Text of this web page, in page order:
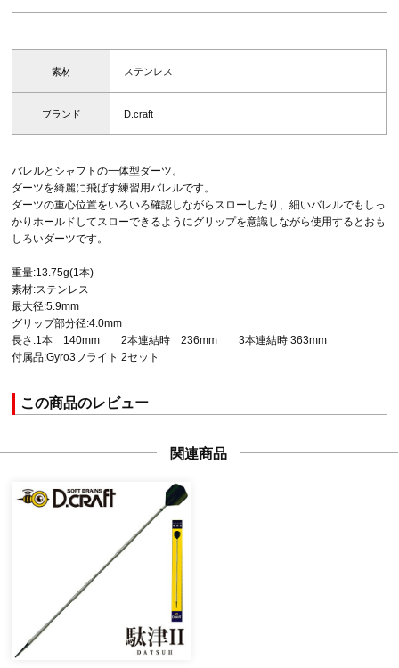
素材 ステンレス
ブランド D.craft
バレルとシャフトの一体型ダーツ。
ダーツを綺麗に飛ばす練習用バレルです。
ダーツの重心位置をいろいろ確認しながらスローしたり、細いバレルでもしっ
かりホールドしてスローできるようにグリップを意識しながら使用するとおも
しろいダーツです。
重量:13.75g(1本)
素材:ステンレス
最大径:5.9mm
グリップ部分径:4.0mm
長さ:1本 140mm 2本連結時 236mm 3本連結時 363mm
付属品:Gyro3フライト 2セット
この商品のレビュー
関連商品